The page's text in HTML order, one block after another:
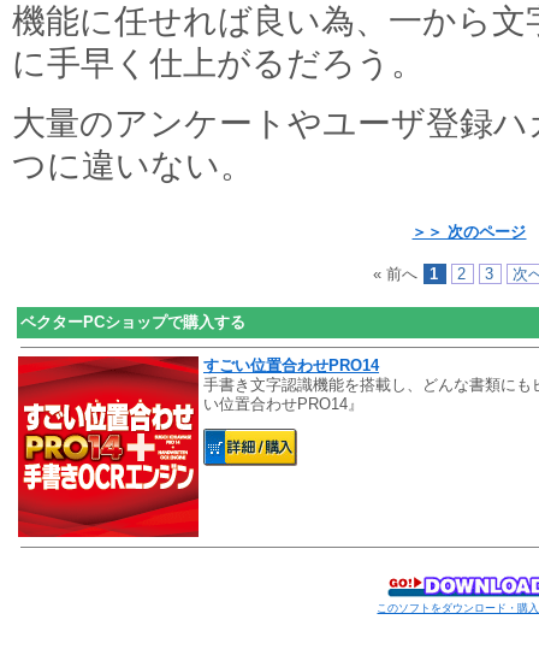
機能に任せれば良い為、一から
に手早く仕上がるだろう。
大量のアンケートやユーザ登録
つに違いない。
＞＞ 次のページ
« 前へ 1 2 3 次
ベクターPCショップで購入する
すごい位置合わせPRO14
手書き文字認識機能を搭載し、どんな書類に
い位置合わせPRO14』
このソフトをダウンロード・購